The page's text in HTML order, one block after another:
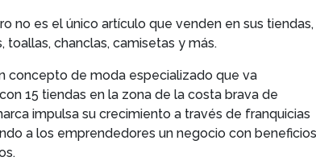
no es el único artículo que venden en sus tiendas,
chanclas, camisetas y más.
concepto de moda especializado que va
15 tiendas en la zona de la costa brava de
impulsa su crecimiento a través de franquicias
a los emprendedores un negocio con beneficios